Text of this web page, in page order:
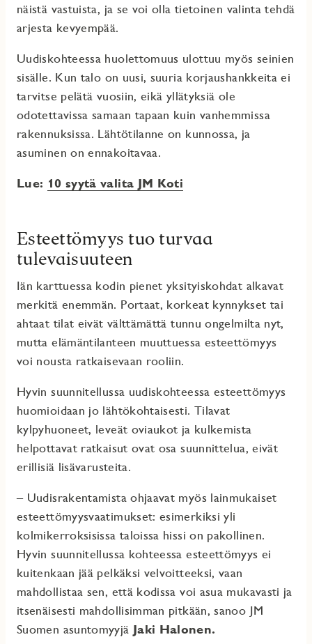
näistä vastuista, ja se voi olla tietoinen valinta tehdä
arjesta kevyempää.
Uudiskohteessa huolettomuus ulottuu myös seinien
sisälle. Kun talo on uusi, suuria korjaushankkeita ei
tarvitse pelätä vuosiin, eikä yllätyksiä ole
odotettavissa samaan tapaan kuin vanhemmissa
rakennuksissa. Lähtötilanne on kunnossa, ja
asuminen on ennakoitavaa.
Lue: 10 syytä valita JM Koti
Esteettömyys tuo turvaa
tulevaisuuteen
Iän karttuessa kodin pienet yksityiskohdat alkavat
merkitä enemmän. Portaat, korkeat kynnykset tai
ahtaat tilat eivät välttämättä tunnu ongelmilta nyt,
mutta elämäntilanteen muuttuessa esteettömyys
voi nousta ratkaisevaan rooliin.
Hyvin suunnitellussa uudiskohteessa esteettömyys
huomioidaan jo lähtökohtaisesti. Tilavat
kylpyhuoneet, leveät oviaukot ja kulkemista
helpottavat ratkaisut ovat osa suunnittelua, eivät
erillisiä lisävarusteita.
– Uudisrakentamista ohjaavat myös lainmukaiset
esteettömyysvaatimukset: esimerkiksi yli
kolmikerroksisissa taloissa hissi on pakollinen.
Hyvin suunnitellussa kohteessa esteettömyys ei
kuitenkaan jää pelkäksi velvoitteeksi, vaan
mahdollistaa sen, että kodissa voi asua mukavasti ja
itsenäisesti mahdollisimman pitkään, sanoo JM
Suomen asuntomyyjä Jaki Halonen.